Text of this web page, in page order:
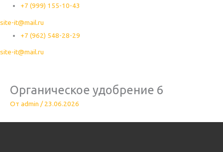
+7 (999) 155-10-43
site-it@mail.ru
+7 (962) 548-28-29
site-it@mail.ru
Органическое удобрение 6
От admin /23.06.2026